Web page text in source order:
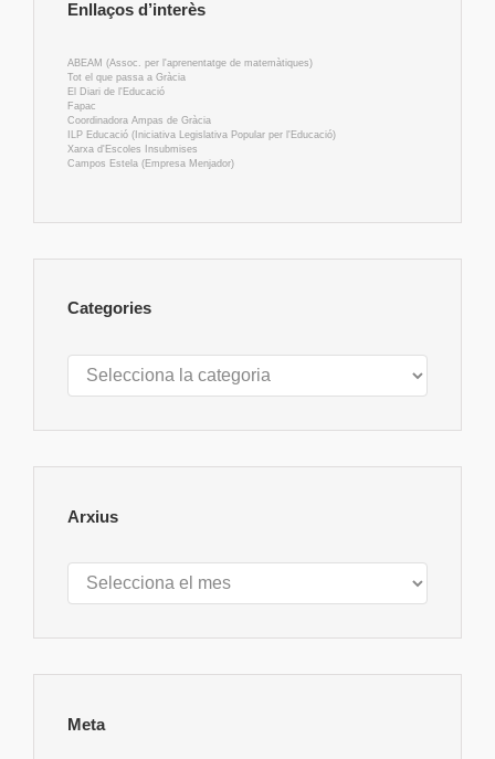
Enllaços d’interès
ABEAM (Assoc. per l'aprenentatge de matemàtiques)
Tot el que passa a Gràcia
El Diari de l'Educació
Fapac
Coordinadora Ampas de Gràcia
ILP Educació (Iniciativa Legislativa Popular per l'Educació)
Xarxa d'Escoles Insubmises
Campos Estela (Empresa Menjador)
Categories
Categories
Arxius
Arxius
Meta